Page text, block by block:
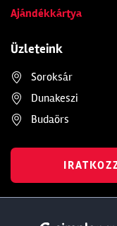
Ajándékkártya
Üzleteink
Soroksár
Dunakeszi
Budaörs